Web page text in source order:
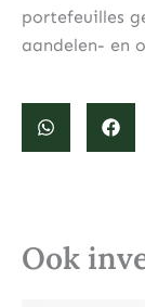
portefeuilles
aandelen- en
Ook